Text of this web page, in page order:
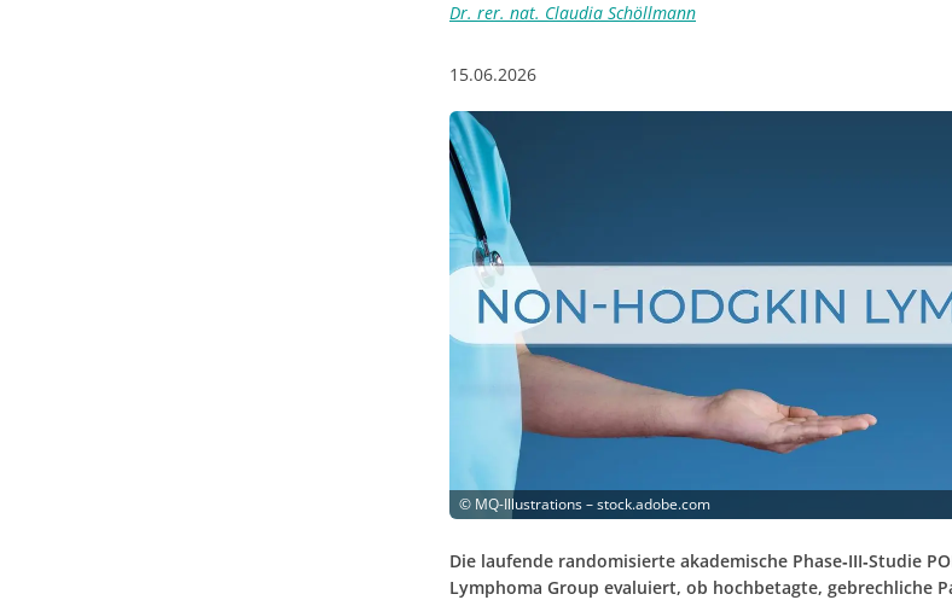
Dr. rer. nat. Claudia Schöllmann
15.06.2026
© MQ-Illustrations – stock.adobe.com
Die laufende randomisierte akademische Phase‑III‑Studie
Lymphoma Group evaluiert, ob hochbetagte, gebrechliche